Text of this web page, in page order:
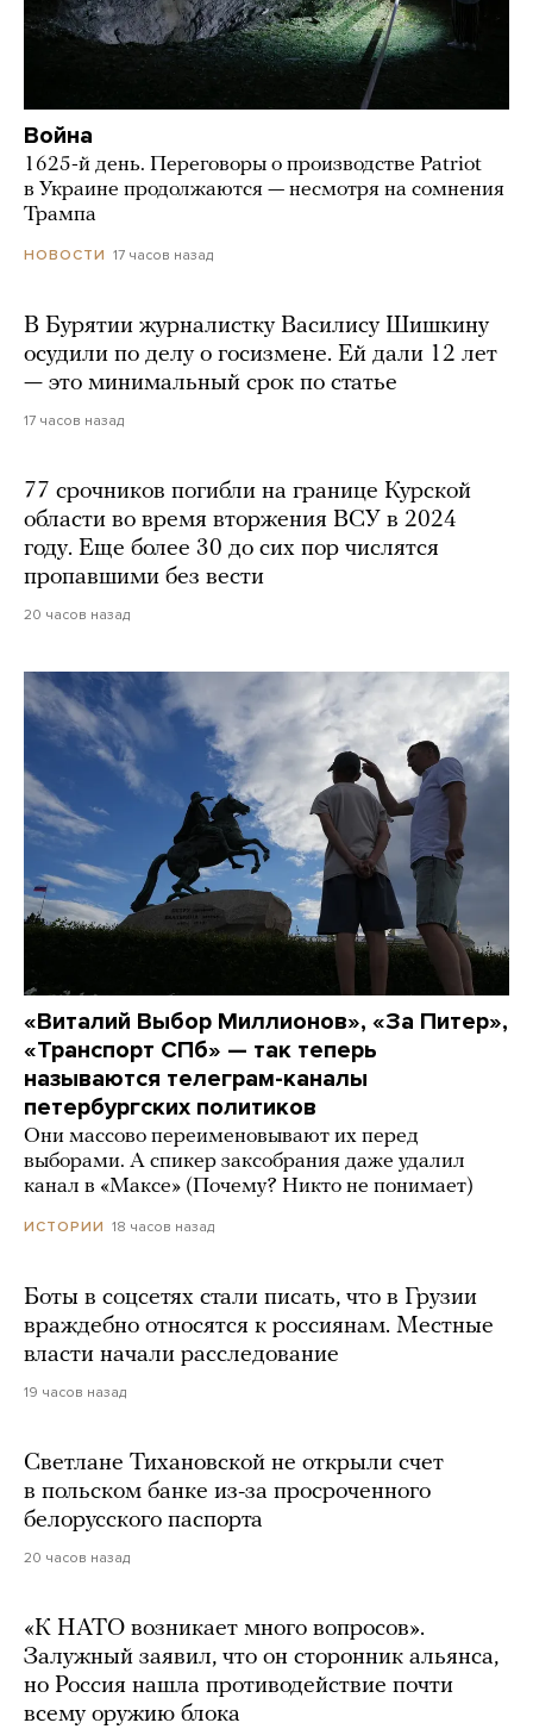
Война
1625-й день. Переговоры о производстве Patriot
в Украине продолжаются — несмотря на сомнения
Трампа
НОВОСТИ 17 часов назад
В Бурятии журналистку Василису Шишкину
осудили по делу о госизмене. Ей дали 12 лет
— это минимальный срок по статье
17 часов назад
77 срочников погибли на границе Курской
области во время вторжения ВСУ в 2024
году. Еще более 30 до сих пор числятся
пропавшими без вести
20 часов назад
«Виталий Выбор Миллионов», «За Питер»,
«Транспорт СПб» — так теперь
называются телеграм-каналы
петербургских политиков
Они массово переименовывают их перед
выборами. А спикер заксобрания даже удалил
канал в «Максе» (Почему? Никто не понимает)
ИСТОРИИ 18 часов назад
Боты в соцсетях стали писать, что в Грузии
враждебно относятся к россиянам. Местные
власти начали расследование
19 часов назад
Светлане Тихановской не открыли счет
в польском банке из-за просроченного
белорусского паспорта
20 часов назад
«К НАТО возникает много вопросов».
Залужный заявил, что он сторонник альянса,
но Россия нашла противодействие почти
всему оружию блока